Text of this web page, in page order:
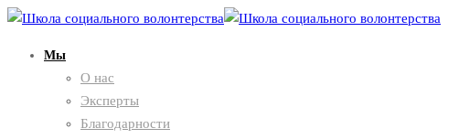
Мы
О нас
Эксперты
Благодарности